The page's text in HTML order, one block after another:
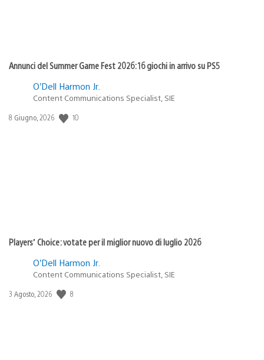
Annunci del Summer Game Fest 2026: 16 giochi in arrivo su PS5
O’Dell Harmon Jr.
Content Communications Specialist, SIE
Data
8 Giugno, 2026 10
Players’ Choice: votate per il miglior nuovo di luglio 2026
O’Dell Harmon Jr.
Content Communications Specialist, SIE
Data
3 Agosto, 2026 8